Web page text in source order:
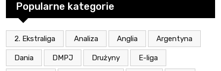
Popularne kategorie
2. Ekstraliga Analiza Anglia Argentyna
Dania DMPJ Drużyny E-liga